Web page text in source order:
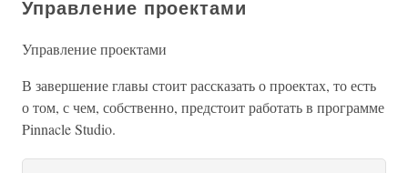
Управление проектами
Управление проектами
В завершение главы стоит рассказать о проектах, то есть
о том, с чем, собственно, предстоит работать в программе
Pinnacle Studio.